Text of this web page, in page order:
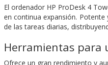
El ordenador HP ProDesk 4
en continua expansión.
de las tareas diarias,
Herramientas
Ofrece un gran rendimiento y